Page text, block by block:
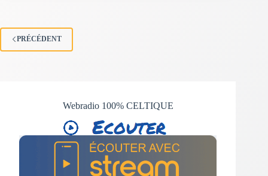
PRÉCÉDENT
Webradio 100% CELTIQUE